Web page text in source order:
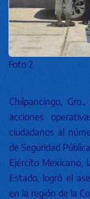
Foto 2
Chilpancingo,
acciones
ciudadanos al
de Seguridad
Ejército Mexicano,
Estado, logró el
en la región de la